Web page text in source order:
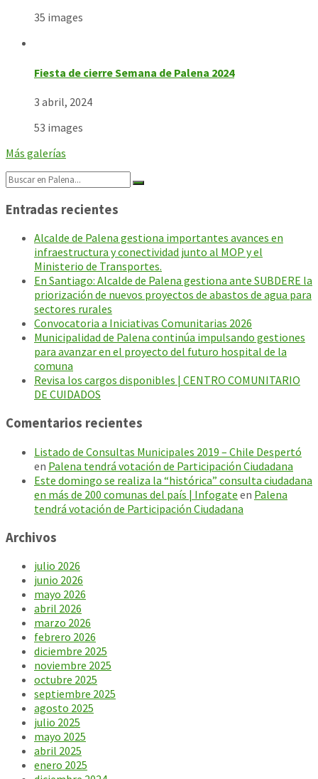
35 images
Fiesta de cierre Semana de Palena 2024
3 abril, 2024
53 images
Más galerías
Search:
Entradas recientes
Alcalde de Palena gestiona importantes avances en
infraestructura y conectividad junto al MOP y el
Ministerio de Transportes.
En Santiago: Alcalde de Palena gestiona ante SUBDERE la
priorización de nuevos proyectos de abastos de agua para
sectores rurales
Convocatoria a Iniciativas Comunitarias 2026
Municipalidad de Palena continúa impulsando gestiones
para avanzar en el proyecto del futuro hospital de la
comuna
Revisa los cargos disponibles | CENTRO COMUNITARIO
DE CUIDADOS
Comentarios recientes
Listado de Consultas Municipales 2019 – Chile Despertó
en Palena tendrá votación de Participación Ciudadana
Este domingo se realiza la “histórica” consulta ciudadana
en más de 200 comunas del país | Infogate en Palena
tendrá votación de Participación Ciudadana
Archivos
julio 2026
junio 2026
mayo 2026
abril 2026
marzo 2026
febrero 2026
diciembre 2025
noviembre 2025
octubre 2025
septiembre 2025
agosto 2025
julio 2025
mayo 2025
abril 2025
enero 2025